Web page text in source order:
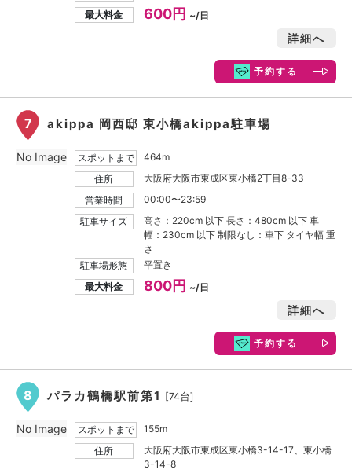
最大料金
600円 ~/日
詳細へ
予約する
7 akippa 岡西邸 東小橋akippa駐車場
スポットまで
464m
住所
大阪府大阪市東成区東小橋2丁目8-33
営業時間
00:00〜23:59
駐車サイズ
高さ：220cm 以下 長さ：480cm 以下 車
幅：230cm 以下 制限なし：車下 タイヤ幅 重
さ
駐車場形態
平置き
最大料金
800円 ~/日
詳細へ
予約する
No Image
8 パラカ鶴橋駅前第1 [74台]
スポットまで
155m
住所
大阪府大阪市東成区東小橋3-14-17、東小橋
3-14-8
No Image